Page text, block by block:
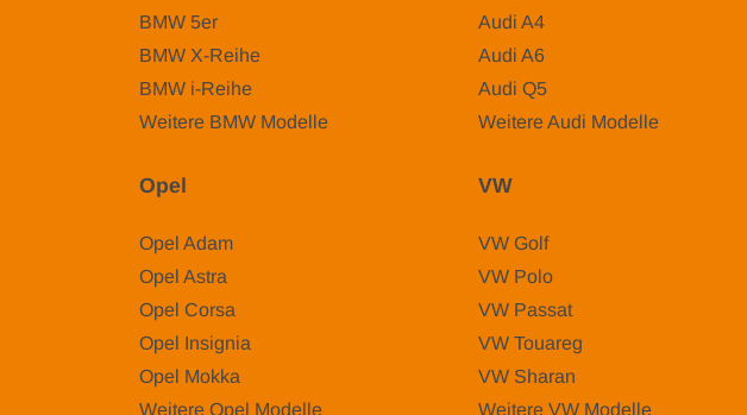
BMW 5er
BMW X-Reihe
BMW i-Reihe
Weitere BMW Modelle
Audi A4
Audi A6
Audi Q5
Weitere Audi Modelle
Opel
Opel Adam
Opel Astra
Opel Corsa
Opel Insignia
Opel Mokka
Weitere Opel Modelle
VW
VW Golf
VW Polo
VW Passat
VW Touareg
VW Sharan
Weitere VW Modelle